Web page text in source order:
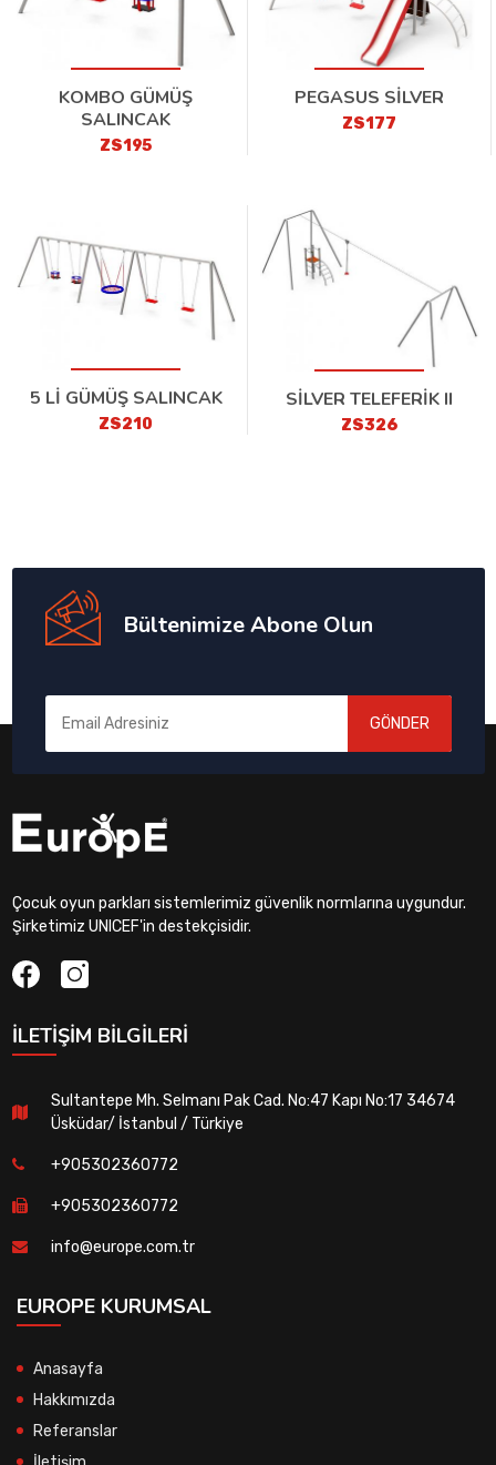
KOMBO GÜMÜŞ
SALINCAK
ZS195
PEGASUS SİLVER
ZS177
5 Lİ GÜMÜŞ SALINCAK
ZS210
SİLVER TELEFERİK II
ZS326
Bültenimize Abone Olun
GÖNDER
Çocuk oyun parkları sistemlerimiz güvenlik normlarına uygundur.
Şirketimiz UNICEF'in destekçisidir.
İLETIŞIM BILGILERI
Sultantepe Mh. Selmanı Pak Cad. No:47 Kapı No:17 34674
Üsküdar/ İstanbul / Türkiye
+905302360772
+905302360772
info@europe.com.tr
EUROPE KURUMSAL
Anasayfa
Hakkımızda
Referanslar